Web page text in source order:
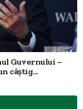
Guvernului –
câștig...